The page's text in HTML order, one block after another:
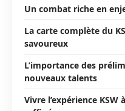
Un combat riche en
La carte complète du
savoureux
L’importance des
nouveaux talents
Vivre l’expérience